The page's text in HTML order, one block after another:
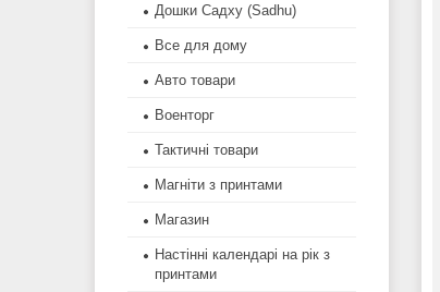
Дошки Садху (Sadhu)
Все для дому
Авто товари
Военторг
Тактичні товари
Магніти з принтами
Магазин
Настінні календарі на рік з
принтами